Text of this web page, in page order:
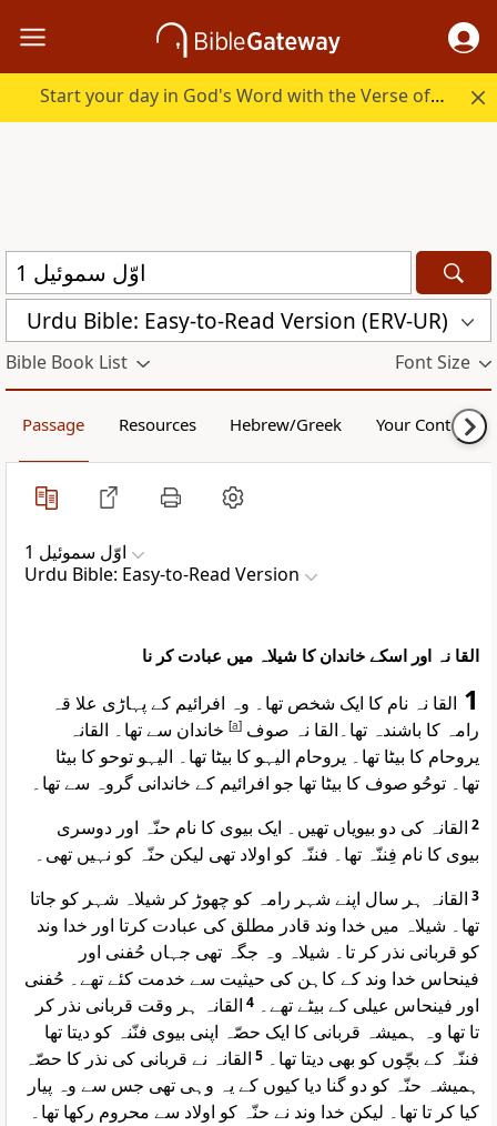
Start your day in God's Word with the Verse of the Day.
Urdu Bible: Easy-to-Read Version (ERV-UR)
Bible Book List Font Size
Passage Resources Hebrew/Greek Your Content
اوّل سموئیل 1
Urdu Bible: Easy-to-Read Version
القا نہ اور اسکے خاندان کا شیلاہ میں عبادت کر نا
1 القا نہ نام کا ایک شخص تھا۔ وہ افرائیم کے پہاڑی علا قہ
رامہ کا باشندہ تھا۔القا نہ صوف [
a
] خاندان سے تھا۔ القانہ
یروحام کا بیٹا تھا۔ یروحام الیہو کا بیٹا تھا۔ الیہو توحو کا بیٹا
تھا۔ توحُو صوف کا بیٹا تھا جو افرائیم کے خاندانی گروہ سے تھا۔
2 القانہ کی دو بیویاں تھیں۔ ایک بیوی کا نام حنّہ اور دوسری
بیوی کا نام فِننّہ تھا۔ فننّہ کو اولاد تھی لیکن حنّہ کو نہیں تھی۔
3 القانہ ہر سال اپنے شہر رامہ کو چھوڑ کر شیلاہ شہر کو جاتا
تھا۔ شیلاہ میں خدا وند قادر مطلق کی عبادت کرتا اور خدا وند
کو قربانی نذر کر تا۔ شیلاہ وہ جگہ تھی جہاں حُفنی اور
فینحاس خدا وند کے کاہن کی حیثیت سے خدمت کئے تھے۔ حُفنی
اور فینحاس عیلی کے بیٹے تھے۔ 4 القانہ ہر وقت قربانی نذر کر
تا تھا وہ ہمیشہ قربانی کا ایک حصّہ اپنی بیوی فنّنہ کو دیتا تھا
فننّہ کے بچّوں کو بھی دیتا تھا۔ 5 القانہ نے قربانی کی نذر کا حصّہ
ہمیشہ حنّہ کو دو گنا دیا کیوں کے یہ وہی تھی جس سے وہ پیار
کیا کر تا تھا۔ لیکن خدا وند نے حنّہ کو اولاد سے محروم رکھا تھا۔